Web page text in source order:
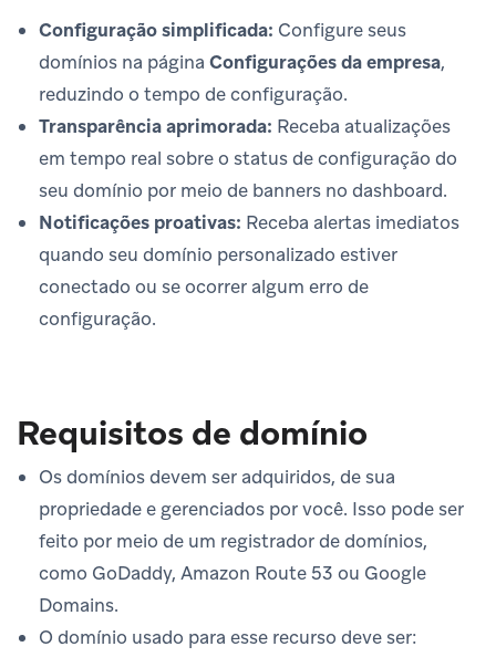
Configuração simplificada: Configure seus
domínios na página Configurações da empresa,
reduzindo o tempo de configuração.
Transparência aprimorada: Receba atualizações
em tempo real sobre o status de configuração do
seu domínio por meio de banners no dashboard.
Notificações proativas: Receba alertas imediatos
quando seu domínio personalizado estiver
conectado ou se ocorrer algum erro de
configuração.
Requisitos de domínio
Os domínios devem ser adquiridos, de sua
propriedade e gerenciados por você. Isso pode ser
feito por meio de um registrador de domínios,
como GoDaddy, Amazon Route 53 ou Google
Domains.
O domínio usado para esse recurso deve ser: